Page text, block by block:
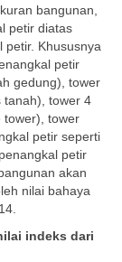
bangunan,
petir diatas
petir. Khususnya
petir
gedung), tower
tanah), tower 4
tower), tower
petir seperti
petir
akan
nilai bahaya
indeks dari